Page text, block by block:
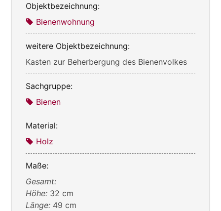
Objektbezeichnung:
Bienenwohnung
weitere Objektbezeichnung:
Kasten zur Beherbergung des Bienenvolkes
Sachgruppe:
Bienen
Material:
Holz
Maße:
Gesamt:
Höhe: 32 cm
Länge: 49 cm